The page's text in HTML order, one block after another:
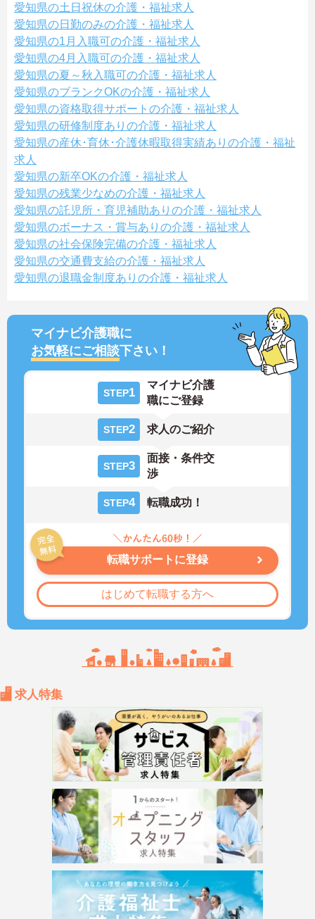
愛知県の土日祝休の介護・福祉求人
愛知県の日勤のみの介護・福祉求人
愛知県の1月入職可の介護・福祉求人
愛知県の4月入職可の介護・福祉求人
愛知県の夏～秋入職可の介護・福祉求人
愛知県のブランクOKの介護・福祉求人
愛知県の資格取得サポートの介護・福祉求人
愛知県の研修制度ありの介護・福祉求人
愛知県の産休･育休･介護休暇取得実績ありの介護・福祉
求人
愛知県の新卒OKの介護・福祉求人
愛知県の残業少なめの介護・福祉求人
愛知県の託児所・育児補助ありの介護・福祉求人
愛知県のボーナス・賞与ありの介護・福祉求人
愛知県の社会保険完備の介護・福祉求人
愛知県の交通費支給の介護・福祉求人
愛知県の退職金制度ありの介護・福祉求人
マイナビ介護職に
お気軽にご相談下さい！
STEP1
マイナビ介護
職にご登録
STEP2 求人のご紹介
STEP3
面接・条件交
渉
STEP4 転職成功！
転職サポートに登録
はじめて転職する方へ
求人特集